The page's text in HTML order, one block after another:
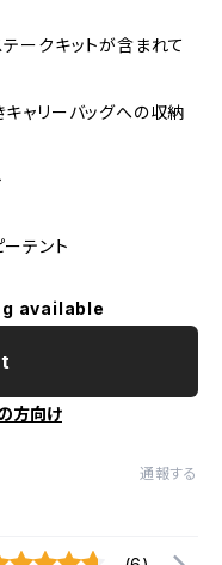
ークキットが含まれて
ャリーバッグへの収納
テント
available
方向け
通報する